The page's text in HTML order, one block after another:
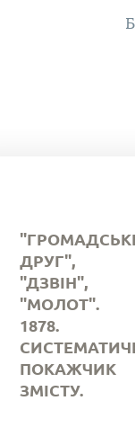
ДРУГ",
"ДЗВІН",
"МОЛОТ".
1878.
ПОКАЖЧИК
ЗМІСТУ.